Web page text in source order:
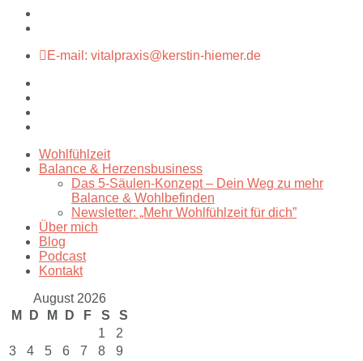
E-mail: vitalpraxis@kerstin-hiemer.de
Wohlfühlzeit
Balance & Herzensbusiness
Das 5-Säulen-Konzept – Dein Weg zu mehr
Balance & Wohlbefinden
Newsletter: „Mehr Wohlfühlzeit für dich”
Über mich
Blog
Podcast
Kontakt
August 2026
M
D M D F S
S
1
2
3
4 5 6 7 8
9